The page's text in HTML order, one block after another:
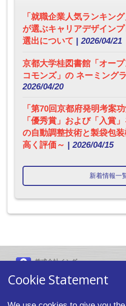
「就職企業人気ランキン
が選ぶキャリアデザインプ
選出について |2026/04/21
京都大学桂図書館「オー
コモンズ」の ネーミング
2026/04/20
「第70回京都府発明考案
「優秀賞」および「入賞
の自動調整技術と製袋包
高く評価～ |2026/04/15
新着情報一
株式会社イシダ
Cookie Statement